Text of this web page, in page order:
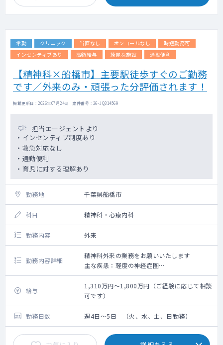
常勤 クリニック 当直なし オンコールなし
時短勤務可
インセンティブあり
高額給与 綺麗な施設 通勤便利
【精神科×船橋市】主要駅徒歩すぐのご勤務
です／外来のみ・頑張った分評価されます！
掲載更新日 : 2026年07月24日 案件番号 : 26-JQ314569
担当エージェントより
・インセンティブ制度あり
・救急対応なし
・通勤便利
・育児に対する理解あり
勤務地 千葉県船橋市
科目 精神科・心療内科
勤務内容 外来
勤務内容詳細
精神科外来の業務をお願いいたします
主な疾患：軽度の神経症圏
年齢層：20～30代が多いです
診療体制：2～4診制
給与
1,310万円～1,800万円（ご経験に応じて相談
可です）
勤務日数 週4日～5日 （火、水、土、日勤務）